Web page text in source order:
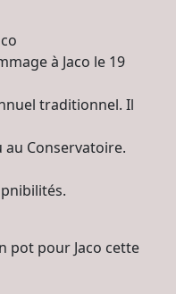
à Jaco le 19
traditionnel. Il
au Conservatoire.
pot pour Jaco cette